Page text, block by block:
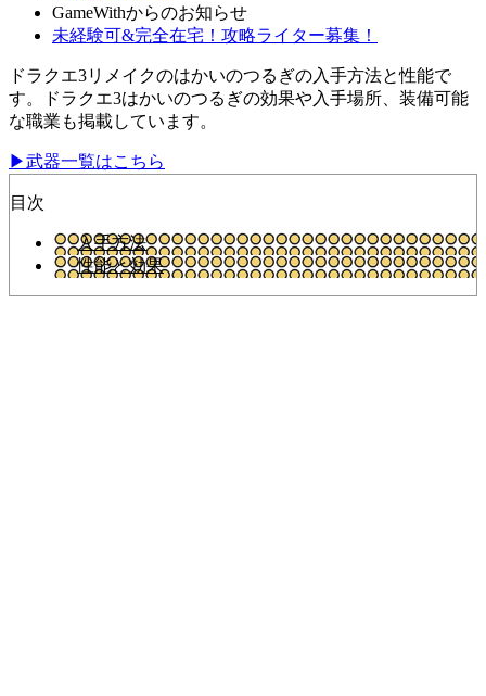
GameWithからのお知らせ
未経験可&完全在宅！攻略ライター募集！
ドラクエ3リメイクのはかいのつるぎの入手方法と性能で
す。ドラクエ3はかいのつるぎの効果や入手場所、装備可能
な職業も掲載しています。
▶武器一覧はこちら
目次
入手方法
性能と効果